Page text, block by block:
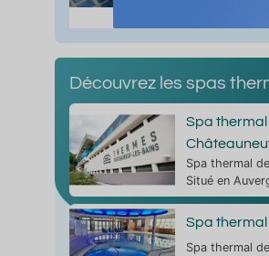
Découvrez les spas
Spa thermal
Spa thermal de
Situé en
Spa thermal
Spa thermal de